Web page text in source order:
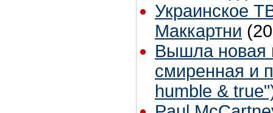
Украинское
Маккартни
Вышла новая
смиренная и
humble &